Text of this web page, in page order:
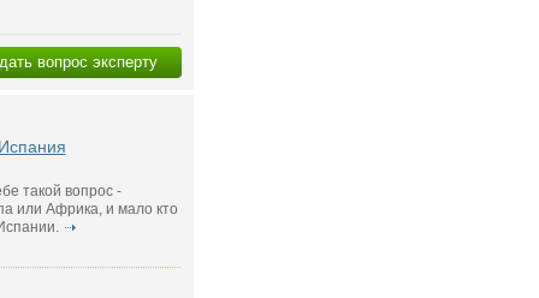
вопрос эксперту
такой вопрос -
или Африка, и мало кто